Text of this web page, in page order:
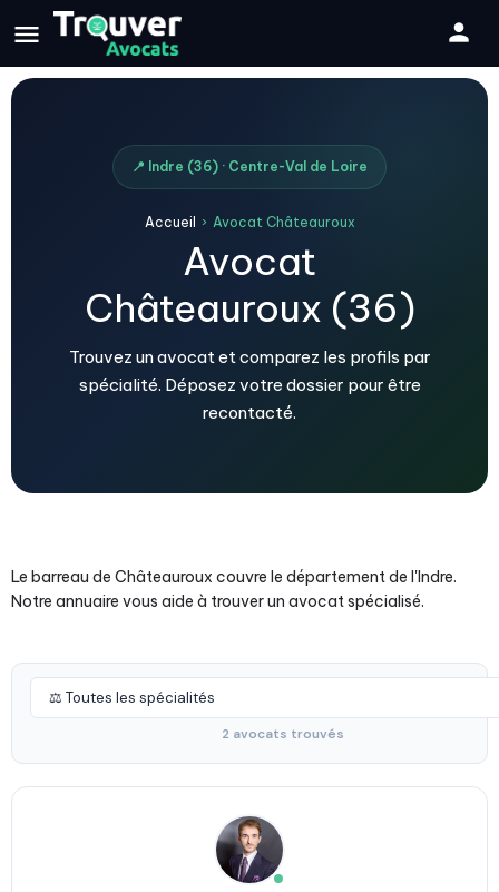
📍 Indre (36) · Centre-Val de Loire
Accueil › Avocat Châteauroux
Avocat
Châteauroux (36)
Trouvez un avocat et comparez les profils par
spécialité. Déposez votre dossier pour être
recontacté.
Le barreau de Châteauroux couvre le département de l'Indre.
Notre annuaire vous aide à trouver un avocat spécialisé.
2 avocats trouvés